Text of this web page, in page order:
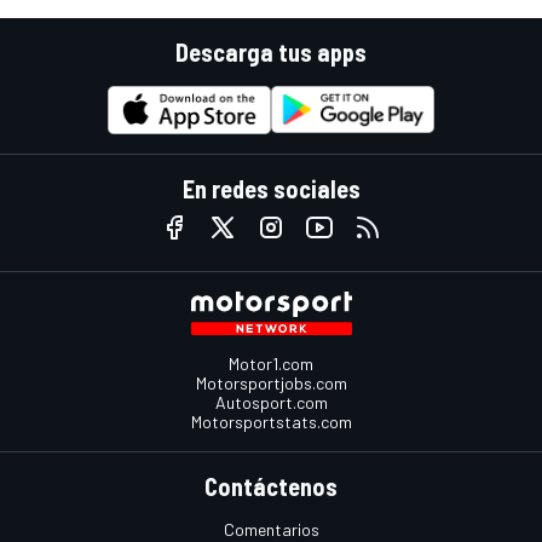
Descarga tus apps
En redes sociales
Motor1.com
Motorsportjobs.com
Autosport.com
Motorsportstats.com
Contáctenos
Comentarios